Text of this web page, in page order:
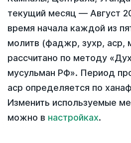
текущий месяц — Август
время начала каждой из
молитв (фаджр, зухр, аср,
рассчитано по методу
мусульман РФ». Период
аср определяется по
Изменить используемые
можно в настройках.